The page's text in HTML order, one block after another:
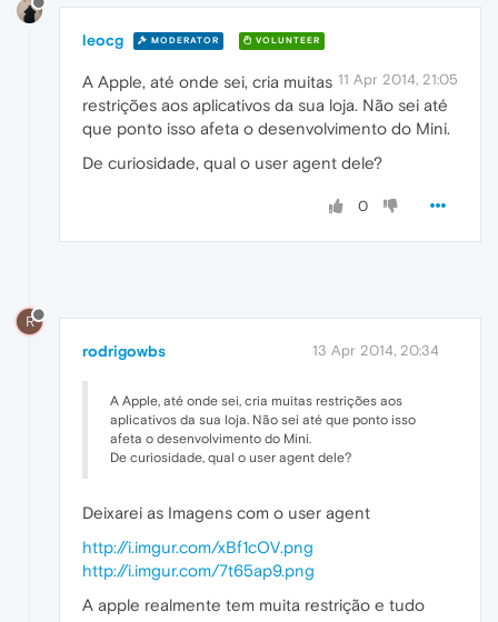
leocg MODERATOR VOLUNTEER
11 Apr 2014, 21:05
A Apple, até onde sei, cria muitas
restrições aos aplicativos da sua loja. Não sei até
que ponto isso afeta o desenvolvimento do Mini.
De curiosidade, qual o user agent dele?
0
R
rodrigowbs 13 Apr 2014, 20:34
A Apple, até onde sei, cria muitas restrições aos
aplicativos da sua loja. Não sei até que ponto isso
afeta o desenvolvimento do Mini.
De curiosidade, qual o user agent dele?
Deixarei as Imagens com o user agent
http://i.imgur.com/xBf1cOV.png
http://i.imgur.com/7t65ap9.png
A apple realmente tem muita restrição e tudo